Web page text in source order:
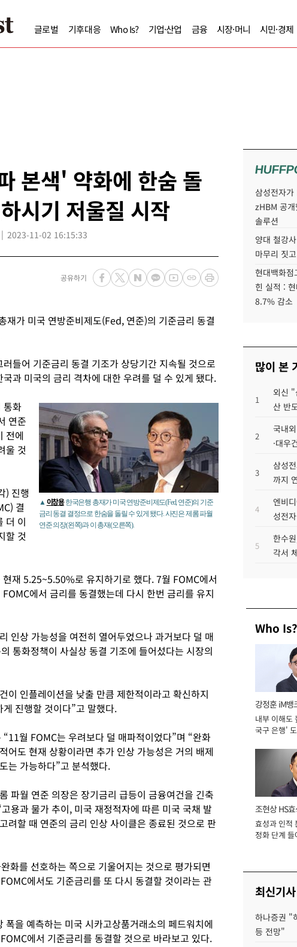
글로벌 기후대응 Who Is? 기업·산업 금융 시장·머니 시민·경제
본색' 약화에 한숨 돌
시기 저울질 시작
2023-11-02 16:15:33
공유하기
재가 미국 연방준비제도(Fed, 연준)의 기준금리 동결
들어 기준금리 동결 기조가 상당기간 지속될 것으로
과 미국의 금리 격차에 대한 우려를 덜 수 있게 됐다.
▲ 이창용한국은행 총재가 미국 연방준비제도(Fed, 연준)의 기준
금리 동결 결정으로 한숨을 돌릴 수 있게 됐다. 사진은 제롬 파월
연준 의장(왼쪽)과 이 총재(오른쪽).
통화
연준
전에
울 것
) 진행
결
더 이
할 것
재 5.25~5.50%로 유지하기로 했다. 7월 FOMC에서
에서 금리를 동결했는데 다시 한번 금리를 유지
인상 가능성을 여전히 열어두었으나 과거보다 덜 매
통화정책이 사실상 동결 기조에 들어섰다는 시장의
이 인플레이션을 낮출 만큼 제한적이라고 확신하지
진행할 것이다”고 말했다.
월 FOMC는 우려보다 덜 매파적이었다”며 “완화
어도 현재 상황이라면 추가 인상 가능성은 거의 배제
는 가능하다”고 분석했다.
파월 연준 의장은 장기금리 급등이 금융여건을 긴축
용과 물가 추이, 미국 재정적자에 따른 미국 국채 발
려할 때 연준의 금리 인상 사이클은 종료된 것으로 판
화를 선호하는 쪽으로 기울어지는 것으로 평가되면
에서도 기준금리를 또 다시 동결할 것이라는 관
을 예측하는 미국 시카고상품거래소의 페드워치에
에서 기준금리를 동결할 것으로 바라보고 있다.
삼성전자
zHBM 공
솔루션
양대 철강
마무리 짓
현대백화
힌 실적 :
8.7% 감소
많이 본
1
외신 "
산 반
2
국내
·대우
3
삼성
까지
4
엔비
성전
5
한수
각서
Who Is?
강정훈 iM뱅
내부 이해도
국구 은행'
조현상 HS
장
효성과 인적
정화 단계
최신기사
하나증권 "
등 전망"